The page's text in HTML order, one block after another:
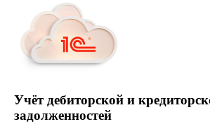
Учёт дебиторской и
задолженностей